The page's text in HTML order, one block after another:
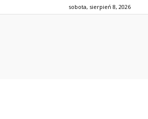
sobota, sierpień 8, 2026